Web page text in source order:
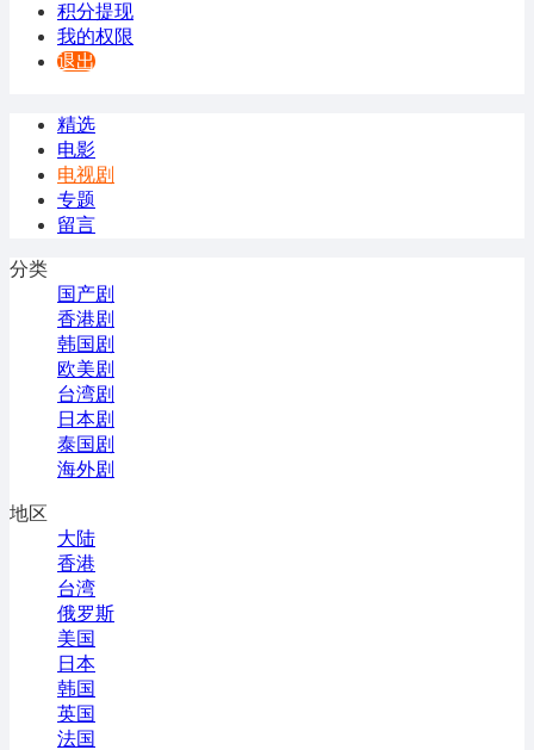
积分提现
我的权限
退出
精选
电影
电视剧
专题
留言
分类
国产剧
香港剧
韩国剧
欧美剧
台湾剧
日本剧
泰国剧
海外剧
地区
大陆
香港
台湾
俄罗斯
美国
日本
韩国
英国
法国